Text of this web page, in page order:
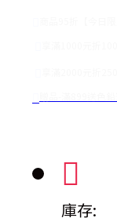
享滿1000元折
享滿2000元折
庫存: